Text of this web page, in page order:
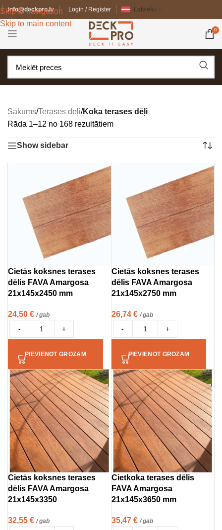
Skip to navigation
Skip to main content
info@deckpro.lv Login / Register Latviešu
0
Sākums/Terases dēļi/Koka terases dēļi
Rāda 1–12 no 168 rezultātiem
Show sidebar
Cietās koksnes terases
dēlis FAVA Amargosa
21x145x2450 mm
24,50 € / gab
- +
PIEVIENOT GROZAM
Cietās koksnes terases
dēlis FAVA Amargosa
21x145x2750 mm
26,74 € / gab
- +
PIEVIENOT GROZAM
Cietās koksnes terases
dēlis FAVA Amargosa
21x145x3350
32,55 € / gab
Cietkoka terases dēlis
FAVA Amargosa
21x145x3650 mm
35,47 € / gab